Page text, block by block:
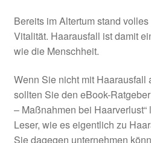
Bereits im Altertum stand
Vitalität. Haarausfall ist damit
wie die Menschheit.
Wenn Sie nicht mit Haarausfall
sollten Sie den eBook-
– Maßnahmen bei
Leser, wie es eigentlich zu
Sie dagegen unternehmen